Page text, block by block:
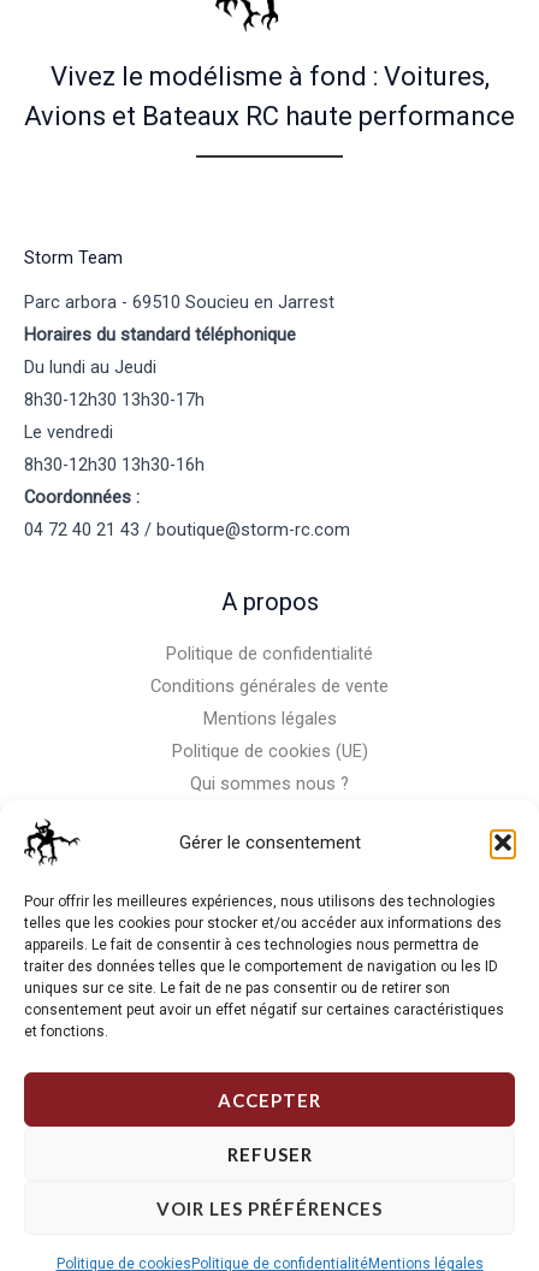
Gérer le consentement
Pour offrir les meilleures expériences, nous utilisons des technologies
telles que les cookies pour stocker et/ou accéder aux informations des
appareils. Le fait de consentir à ces technologies nous permettra de
traiter des données telles que le comportement de navigation ou les ID
uniques sur ce site. Le fait de ne pas consentir ou de retirer son
consentement peut avoir un effet négatif sur certaines caractéristiques
et fonctions.
ACCEPTER
REFUSER
VOIR LES PRÉFÉRENCES
Politique de cookies Politique de confidentialitéMentions légales
Vivez le modélisme à fond : Voitures,
Avions et Bateaux RC haute performance
Storm Team
Parc arbora - 69510 Soucieu en Jarrest
Horaires du standard téléphonique
Du lundi au Jeudi
8h30-12h30 13h30-17h
Le vendredi
8h30-12h30 13h30-16h
Coordonnées :
04 72 40 21 43 / boutique@storm-rc.com
A propos
Politique de confidentialité
Conditions générales de vente
Mentions légales
Politique de cookies (UE)
Qui sommes nous ?
La RC n'est pas notre seule passion, venez visiter notre shop
de motos
Copyright © 2026 Storm RC. Powered by Storm Team.